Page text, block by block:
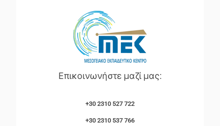
Επικοινωνήστε μαζί μας:
+30 2310 527 722
+30 2310 537 766